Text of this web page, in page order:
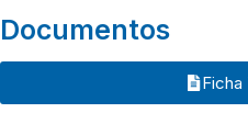
Documentos
Ficha